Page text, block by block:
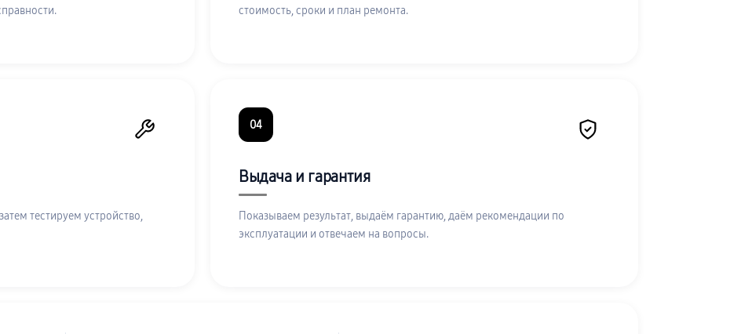
стоимость, сроки и план ремонта.
тестируем устройство,
04
Выдача и гарантия
Показываем результат, выдаём гарантию, даём рекомендации по
эксплуатации и отвечаем на вопросы.